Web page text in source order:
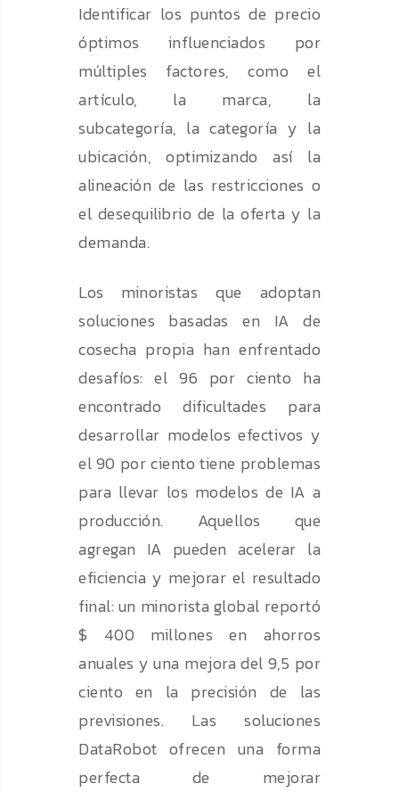
Identificar los puntos de precio
óptimos influenciados por
múltiples factores, como el
artículo, la marca, la
subcategoría, la categoría y la
ubicación, optimizando así la
alineación de las restricciones o
el desequilibrio de la oferta y la
demanda.
Los minoristas que adoptan
soluciones basadas en IA de
cosecha propia han enfrentado
desafíos: el 96 por ciento ha
encontrado dificultades para
desarrollar modelos efectivos y
el 90 por ciento tiene problemas
para llevar los modelos de IA a
producción. Aquellos que
agregan IA pueden acelerar la
eficiencia y mejorar el resultado
final: un minorista global reportó
$ 400 millones en ahorros
anuales y una mejora del 9,5 por
ciento en la precisión de las
previsiones. Las soluciones
DataRobot ofrecen una forma
perfecta de mejorar